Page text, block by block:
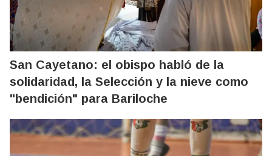
San Cayetano: el obispo habló de la
solidaridad, la Selección y la nieve como
"bendición" para Bariloche